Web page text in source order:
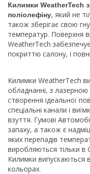
Килимки WeatherTech
поліолефіну, який не
також зберігає свою
температур. Поверхня
WeatherTech
покриттю салону, і
Килимки WeatherTech
обладнанні, з
створення ідеальної
спеціальні канали і
взуття. Гумові
запаху, а також є
яких перепадів
виробляються тільки в
Килимки випускаються
кольорах.